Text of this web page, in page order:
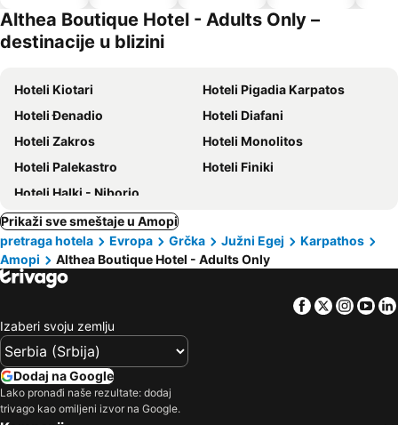
Althea Boutique Hotel - Adults Only –
destinacije u blizini
Hoteli Kiotari
Hoteli Pigadia Karpatos
Hoteli Đenadio
Hoteli Diafani
Hoteli Zakros
Hoteli Monolitos
Hoteli Palekastro
Hoteli Finiki
Hoteli Halki - Niborio
Prikaži sve smeštaje u Amopi
pretraga hotela
Evropa Grčka Južni Egej
Karpathos
Amopi
Althea Boutique Hotel - Adults Only
Facebook
Twitter
Izaberi svoju zemlju
Dodaj na Google
Lako pronađi naše rezultate: dodaj
trivago kao omiljeni izvor na Google.